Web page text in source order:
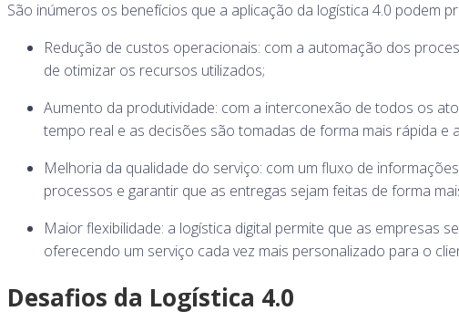
São inúmeros os benefícios que a aplicação da logística 4.0 podem
Redução de custos operacionais: com a automação dos
de otimizar os recursos utilizados;
Aumento da produtividade: com a interconexão de todos os
tempo real e as decisões são tomadas de forma mais rápida e
Melhoria da qualidade do serviço: com um fluxo de
processos e garantir que as entregas sejam feitas de forma
Maior flexibilidade: a logística digital permite que as empresas
oferecendo um serviço cada vez mais personalizado para o
Desafios da Logística 4.0